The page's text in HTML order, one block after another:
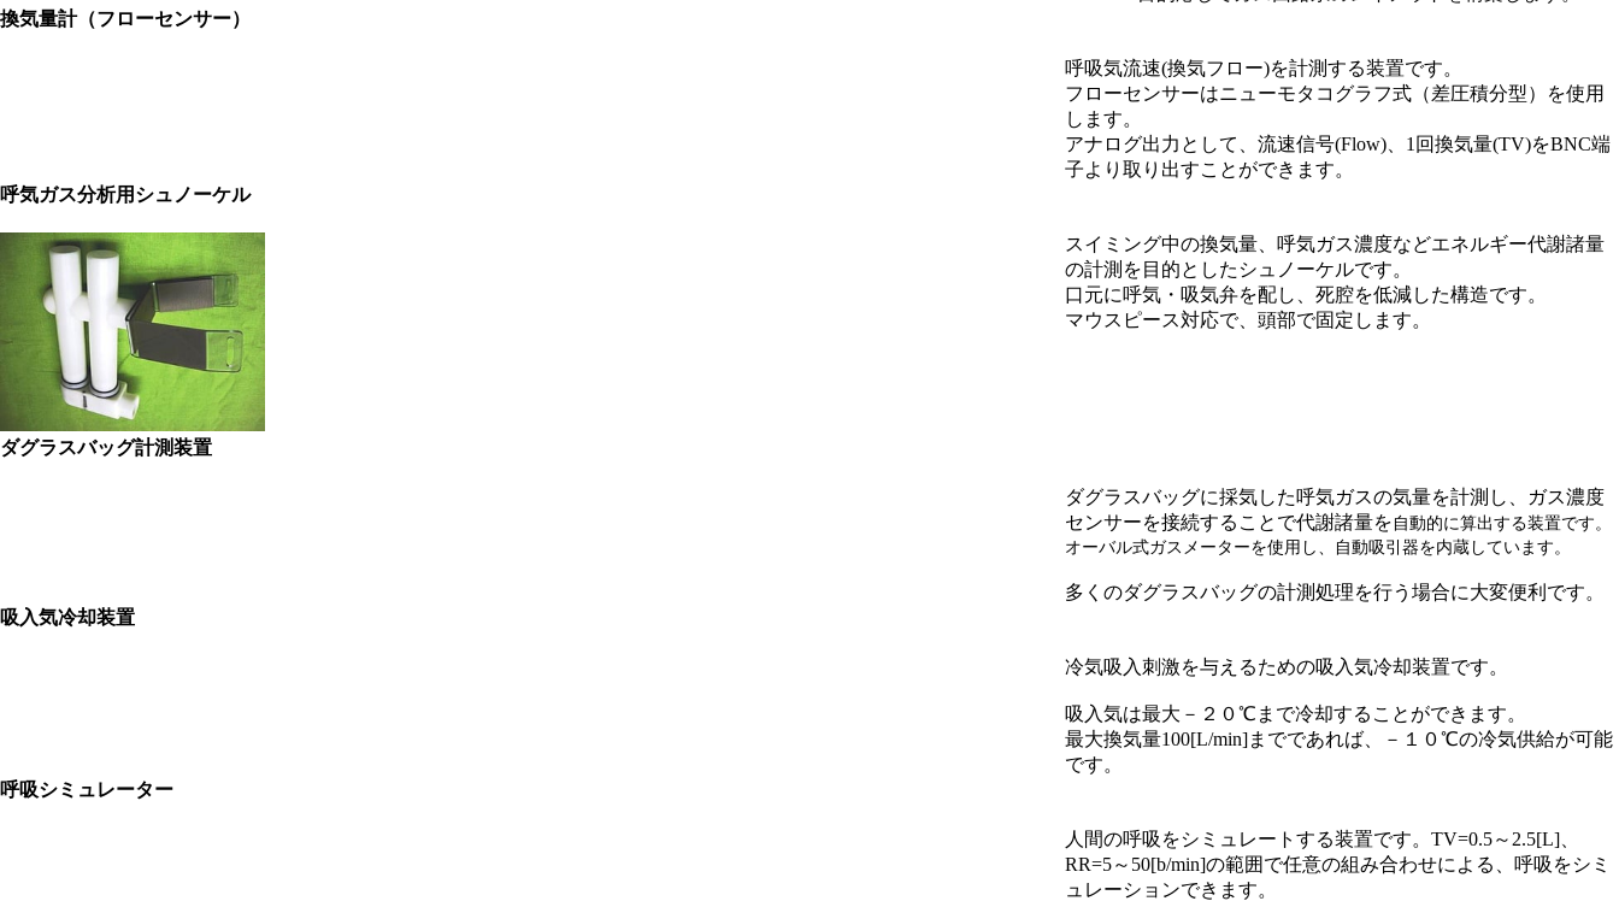
換気量計（フローセンサー）
呼吸気流速(換気フロー)を計測する装置です。
フローセンサーはニューモタコグラフ式（差圧積分型）を使用
します。
アナログ出力として、流速信号(Flow)、1回換気量(TV)をBNC端
子より取り出すことができます。
呼気ガス分析用シュノーケル
スイミング中の換気量、呼気ガス濃度などエネルギー代謝諸量
の計測を目的としたシュノーケルです。
口元に呼気・吸気弁を配し、死腔を低減した構造です。
マウスピース対応で、頭部で固定します。
ダグラスバッグ計測装置
ダグラスバッグに採気した呼気ガスの気量を計測し、ガス濃度
センサーを接続することで代謝諸量を 自動的に算出する装置です。
オーバル式ガスメーターを使用し、自動吸引器を内蔵しています。
多くのダグラスバッグの計測処理を行う場合に大変便利です。
吸入気冷却装置
冷気吸入刺激を与えるための吸入気冷却装置です。
吸入気は最大－２０℃まで冷却することができます。
最大換気量100[L/min]までであれば、－１０℃の冷気供給が可能
です。
呼吸シミュレーター
人間の呼吸をシミュレートする装置です。TV=0.5～2.5[L]、
RR=5～50[b/min]の範囲で任意の組み合わせによる、呼吸をシミ
ュレーションできます。